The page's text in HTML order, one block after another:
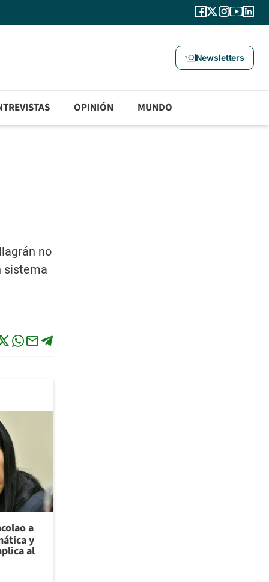
Newsletters
OPINIÓN MUNDO
no
sistema
a
y
al